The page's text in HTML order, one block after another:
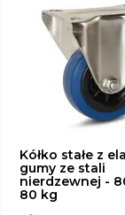
Kółko stałe z
gumy ze stali
nierdzewnej -
80 kg